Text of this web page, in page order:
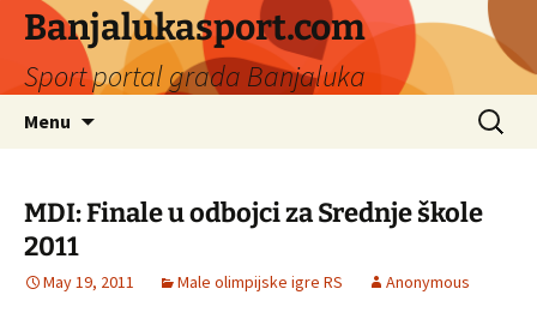
Banjalukasport.com
Sport portal grada Banjaluka
Menu
Search
for:
MDI: Finale u odbojci za Srednje škole
2011
May 19, 2011 Male olimpijske igre RS Anonymous